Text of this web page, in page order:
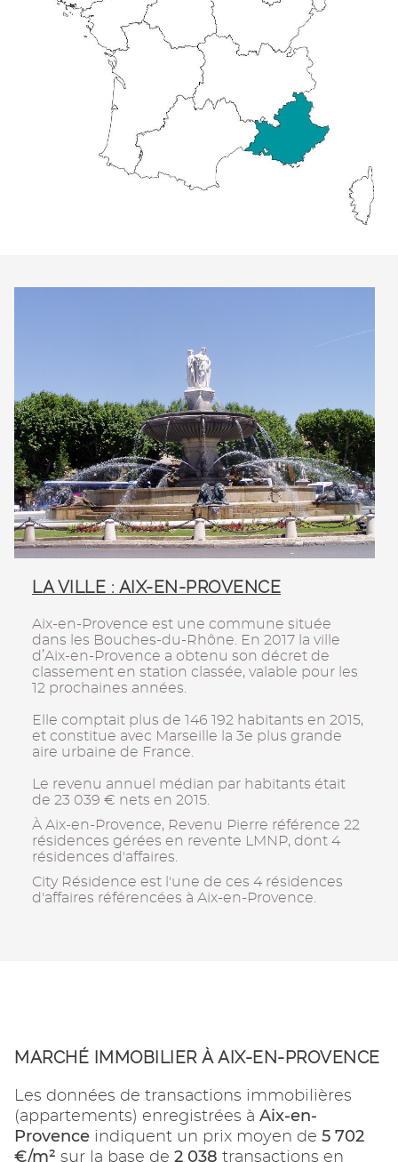
LA VILLE : AIX-EN-PROVENCE
Aix-en-Provence est une commune située
dans les Bouches-du-Rhône. En 2017 la ville
d’Aix-en-Provence a obtenu son décret de
classement en station classée, valable pour les
12 prochaines années.
Elle comptait plus de 146 192 habitants en 2015,
et constitue avec Marseille la 3e plus grande
aire urbaine de France.
Le revenu annuel médian par habitants était
de 23 039 € nets en 2015.
À Aix-en-Provence, Revenu Pierre référence 22
résidences gérées en revente LMNP, dont 4
résidences d'affaires.
City Résidence est l'une de ces 4 résidences
d'affaires référencées à Aix-en-Provence.
MARCHÉ IMMOBILIER À AIX-EN-PROVENCE
Les données de transactions immobilières
(appartements) enregistrées à Aix-en-
Provence indiquent un prix moyen de 5 702
€/m² sur la base de 2 038 transactions en